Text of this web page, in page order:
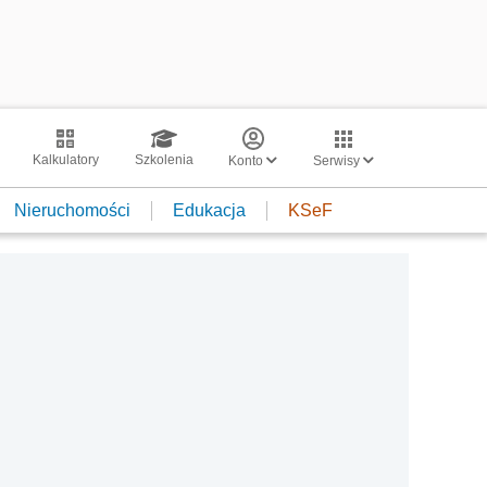
Kalkulatory Szkolenia Konto Serwisy
Nieruchomości Edukacja KSeF